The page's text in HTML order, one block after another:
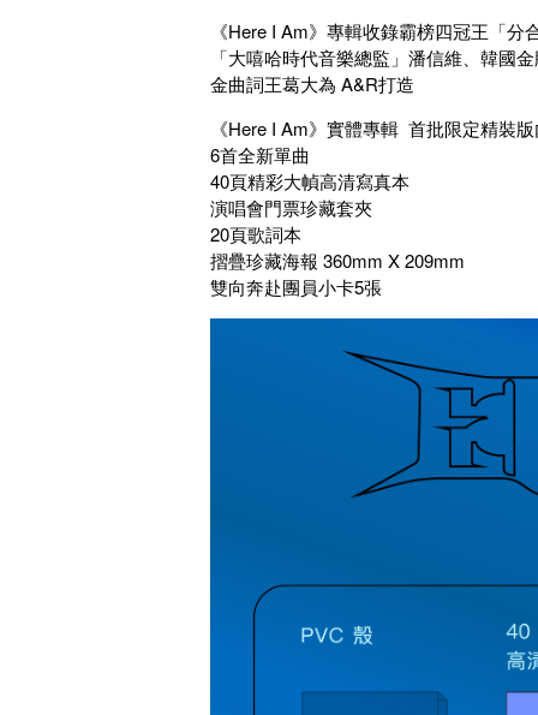
《Here I Am》專輯收錄霸榜四冠王「
「大嘻哈時代音樂總監」潘信維、韓國
金曲詞王葛大為 A&R打造
《Here I Am》實體專輯 首批限定精裝
6首全新單曲
40頁精彩大幀高清寫真本
演唱會門票珍藏套夾
20頁歌詞本
摺疊珍藏海報 360mm X 209mm
雙向奔赴團員小卡5張